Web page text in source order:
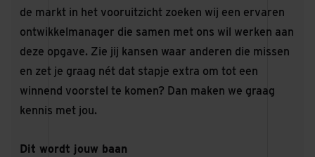
de markt in het vooruitzicht zoeken wij een ervaren
ontwikkelmanager die samen met ons wil werken aan
deze opgave. Zie jij kansen waar anderen die missen
en zet je graag nét dat stapje extra om tot een
winnend voorstel te komen? Dan maken we graag
kennis met jou.
Dit wordt jouw baan